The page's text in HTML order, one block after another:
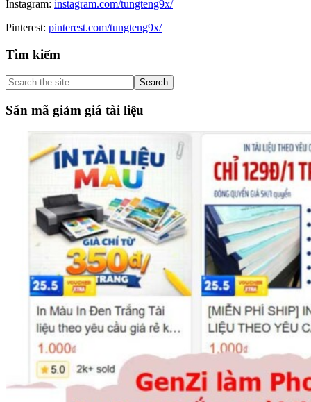
Instagram: instagram.com/tungteng9x/
Pinterest: pinterest.com/tungteng9x/
Primary
Sidebar
Tìm kiếm
Search
the
site
...
Săn mã giảm giá tài liệu